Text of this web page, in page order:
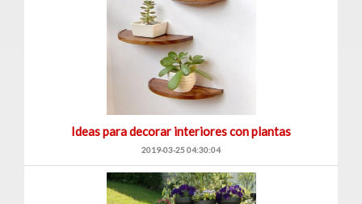
Ideas para decorar interiores con plantas
2019-03-25 04:30:04